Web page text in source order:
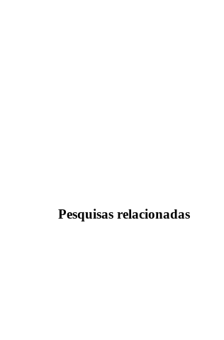
Pesquisas relacionadas